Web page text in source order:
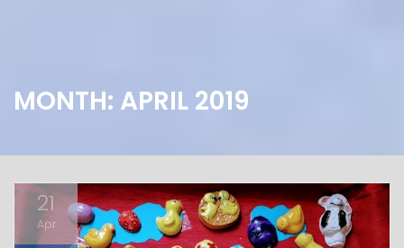
MONTH: APRIL 2019
21
Apr